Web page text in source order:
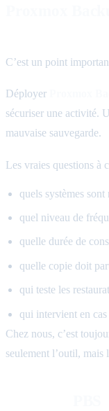
C’est un point
Déployer
sécuriser une activité.
mauvaise sauvegarde.
Les vraies questions à
quels systèmes
quel niveau de
quelle durée de
quelle copie doit
qui teste les
qui intervient en
Chez nous, c’est
seulement l’outil, mais